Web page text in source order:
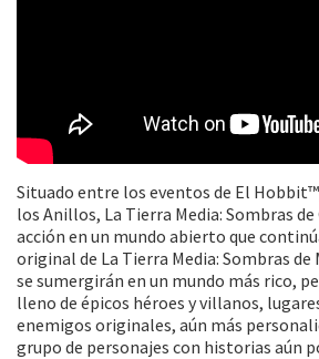
Situado entre los eventos de El
los Anillos, La Tierra Media: Sombras de
acción en un mundo abierto que
original de La Tierra Media: Sombras de
se sumergirán en un mundo más rico,
lleno de épicos héroes y villanos,
enemigos originales, aún más
grupo de personajes con historias aún